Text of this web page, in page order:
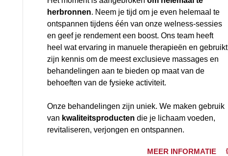
herbronnen. Neem je tijd om je even helemaal te
ontspannen tijdens één van onze welness-sessies
en geef je rendement een boost. Ons team heeft
heel wat ervaring in manuele therapieën en gebruikt
zijn kennis om de meest exclusieve massages en
behandelingen aan te bieden op maat van de
behoeften van de fysieke activiteit.
Onze behandelingen zijn uniek. We maken gebruik
van kwaliteitsproducten die je lichaam voeden,
revitaliseren, verjongen en ontspannen.
MEER INFORMATIE